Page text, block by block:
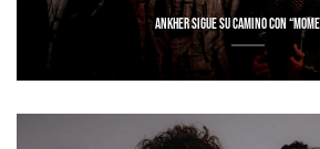
ANKHER SIGUE SU CAMINO CON